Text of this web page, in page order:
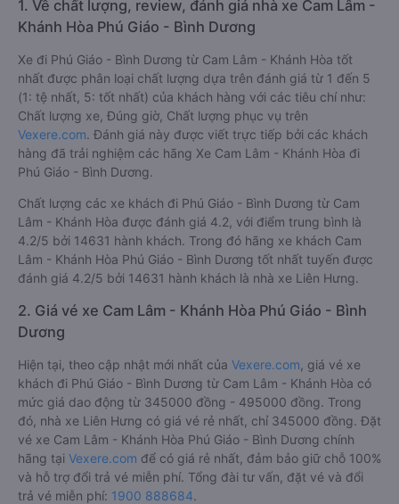
1. Về chất lượng, review, đánh giá nhà xe Cam Lâm -
Khánh Hòa Phú Giáo - Bình Dương
Xe đi Phú Giáo - Bình Dương từ Cam Lâm - Khánh Hòa tốt
nhất được phân loại chất lượng dựa trên đánh giá từ 1 đến 5
(1: tệ nhất, 5: tốt nhất) của khách hàng với các tiêu chí như:
Chất lượng xe, Đúng giờ, Chất lượng phục vụ trên
Vexere.com. Đánh giá này được viết trực tiếp bởi các khách
hàng đã trải nghiệm các hãng Xe Cam Lâm - Khánh Hòa đi
Phú Giáo - Bình Dương.
Chất lượng các xe khách đi Phú Giáo - Bình Dương từ Cam
Lâm - Khánh Hòa được đánh giá 4.2, với điểm trung bình là
4.2/5 bởi 14631 hành khách. Trong đó hãng xe khách Cam
Lâm - Khánh Hòa Phú Giáo - Bình Dương tốt nhất tuyến được
đánh giá 4.2/5 bởi 14631 hành khách là nhà xe Liên Hưng.
2. Giá vé xe Cam Lâm - Khánh Hòa Phú Giáo - Bình
Dương
Hiện tại, theo cập nhật mới nhất của Vexere.com , giá vé xe
khách đi Phú Giáo - Bình Dương từ Cam Lâm - Khánh Hòa có
mức giá dao động từ 345000 đồng - 495000 đồng. Trong
đó, nhà xe Liên Hưng có giá vé rẻ nhất, chỉ 345000 đồng. Đặt
vé xe Cam Lâm - Khánh Hòa Phú Giáo - Bình Dương chính
hãng tại Vexere.com để có giá rẻ nhất, đảm bảo giữ chỗ 100%
và hỗ trợ đổi trả vé miễn phí. Tổng đài tư vấn, đặt vé và đổi
trả vé miễn phí: 1900 888684.